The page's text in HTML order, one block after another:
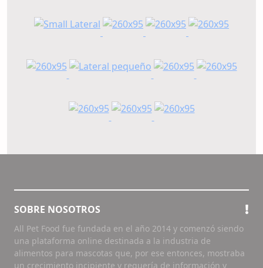
SOBRE NOSOTROS
All Pet Food fue fundada en el año 2014 y comenzó siendo
una plataforma online destinada a la industria de
alimentos para mascotas que, por ese entonces, mostraba
un crecimiento incipiente y requería de información y